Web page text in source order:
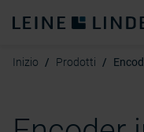
Inizio Prodotti